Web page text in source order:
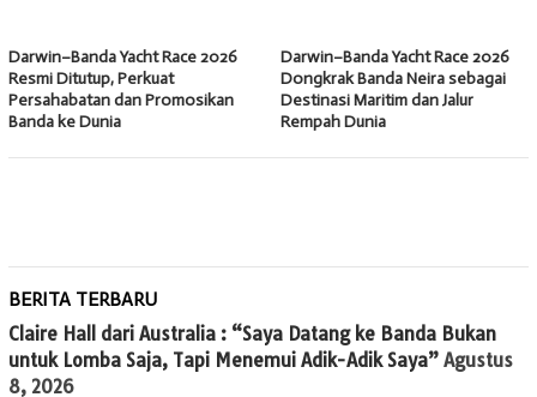
Darwin–Banda Yacht Race 2026
Resmi Ditutup, Perkuat
Persahabatan dan Promosikan
Banda ke Dunia
Darwin–Banda Yacht Race 2026
Dongkrak Banda Neira sebagai
Destinasi Maritim dan Jalur
Rempah Dunia
BERITA TERBARU
Claire Hall dari Australia : “Saya Datang ke Banda Bukan
untuk Lomba Saja, Tapi Menemui Adik-Adik Saya” Agustus
8, 2026